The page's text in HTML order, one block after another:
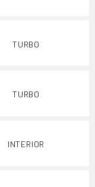
TURBO
TURBO
INTERIOR